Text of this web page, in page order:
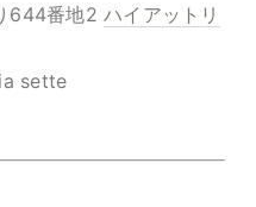
644番地2 ハイアットリ
sette